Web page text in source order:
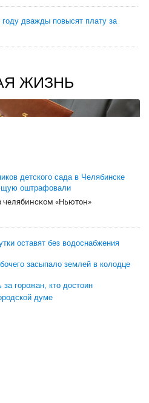
дважды повысят плату за
ЖИЗНЬ
детского сада в Челябинске
оштрафовали
«Ньютон»
оставят без водоснабжения
засыпало землей в колодце
горожан, кто достоин
думе